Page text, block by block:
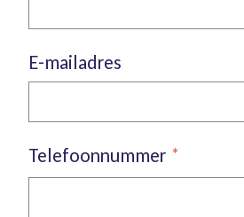
E-mailadres
Telefoonnummer *